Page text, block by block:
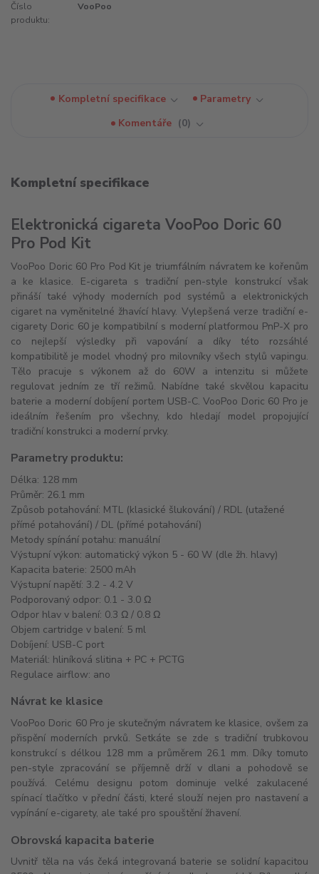
Číslo
produktu:
VooPoo
Kompletní specifikace
Parametry
Komentáře
0
Kompletní specifikace
Elektronická cigareta VooPoo Doric 60
Pro Pod Kit
VooPoo Doric 60 Pro Pod Kit je triumfálním návratem ke kořenům
a ke klasice. E-cigareta s tradiční pen-style konstrukcí však
přináší také výhody moderních pod systémů a elektronických
cigaret na vyměnitelné žhavící hlavy. Vylepšená verze tradiční e-
cigarety Doric 60 je kompatibilní s moderní platformou PnP-X pro
co nejlepší výsledky při vapování a díky této rozsáhlé
kompatibilitě je model vhodný pro milovníky všech stylů vapingu.
Tělo pracuje s výkonem až do 60W a intenzitu si můžete
regulovat jedním ze tří režimů. Nabídne také skvělou kapacitu
baterie a moderní dobíjení portem USB-C. VooPoo Doric 60 Pro je
ideálním řešením pro všechny, kdo hledají model propojující
tradiční konstrukci a moderní prvky.
Parametry produktu:
Délka: 128 mm
Průměr: 26.1 mm
Způsob potahování: MTL (klasické šlukování) / RDL (utažené
přímé potahování) / DL (přímé potahování)
Metody spínání potahu: manuální
Výstupní výkon: automatický výkon 5 - 60 W (dle žh. hlavy)
Kapacita baterie: 2500 mAh
Výstupní napětí: 3.2 - 4.2 V
Podporovaný odpor: 0.1 - 3.0 Ω
Odpor hlav v balení: 0.3 Ω / 0.8 Ω
Objem cartridge v balení: 5 ml
Dobíjení: USB-C port
Materiál: hliníková slitina + PC + PCTG
Regulace airflow: ano
Návrat ke klasice
VooPoo Doric 60 Pro je skutečným návratem ke klasice, ovšem za
přispění moderních prvků. Setkáte se zde s tradiční trubkovou
konstrukcí s délkou 128 mm a průměrem 26.1 mm. Díky tomuto
pen-style zpracování se příjemně drží v dlani a pohodově se
používá. Celému designu potom dominuje velké zakulacené
spínací tlačítko v přední části, které slouží nejen pro nastavení a
vypínání e-cigarety, ale také pro spouštění žhavení.
Obrovská kapacita baterie
Uvnitř těla na vás čeká integrovaná baterie se solidní kapacitou